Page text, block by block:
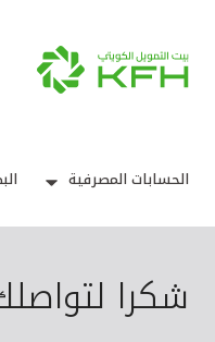
الحسابات المصرفية
شكرا